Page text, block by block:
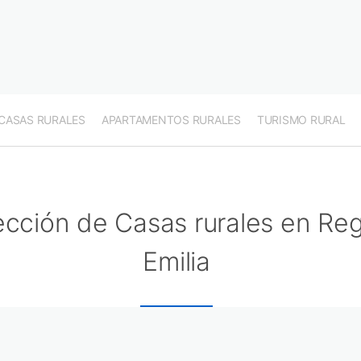
RURALES APARTAMENTOS RURALES TURISMO RURAL
de Casas rurales en
Emilia